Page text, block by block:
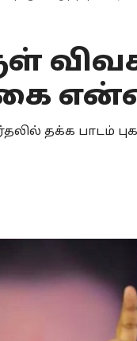
தக்க பாடம்